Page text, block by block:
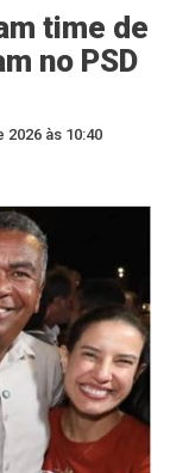
time de
no PSD
2026 às 10:40